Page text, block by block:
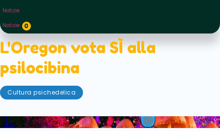
Notizie
Notizie
0
L'Oregon vota SÌ alla
psilocibina
Cultura psichedelica